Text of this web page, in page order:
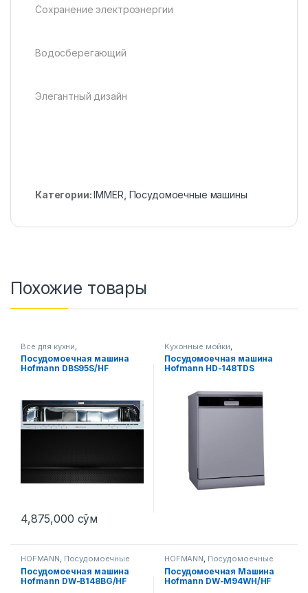
Сохранение электроэнергии
Водосберегающий
Элегантный дизайн
Категории:IMMER Посудомоечные машины
Похожие товары
Все для кухни
Посудомоечные машины
Посудомоечная машина
Hofmann DBS95S/HF
4,875,000 сўм
Кухонные мойки
Посудомоечные машины
Посудомоечная машина
Hofmann HD-148TDS
HOFMANN, Посудомоечные
машины
Посудомоечная машина
Hofmann DW-B148BG/HF
HOFMANN, Посудомоечные
машины
Посудомоечная Машина
Hofmann DW-M94WH/HF